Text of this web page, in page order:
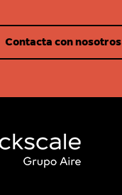
Contacta con nosotros